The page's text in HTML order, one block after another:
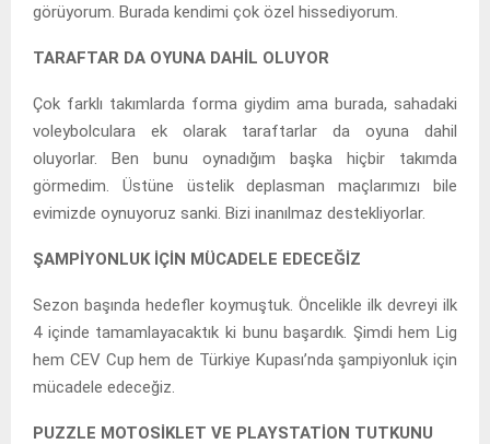
görüyorum. Burada kendimi çok özel hissediyorum.
TARAFTAR DA OYUNA DAHİL OLUYOR
Çok farklı takımlarda forma giydim ama burada, sahadaki
voleybolculara ek olarak taraftarlar da oyuna dahil
oluyorlar. Ben bunu oynadığım başka hiçbir takımda
görmedim. Üstüne üstelik deplasman maçlarımızı bile
evimizde oynuyoruz sanki. Bizi inanılmaz destekliyorlar.
ŞAMPİYONLUK İÇİN MÜCADELE EDECEĞİZ
Sezon başında hedefler koymuştuk. Öncelikle ilk devreyi ilk
4 içinde tamamlayacaktık ki bunu başardık. Şimdi hem Lig
hem CEV Cup hem de Türkiye Kupası’nda şampiyonluk için
mücadele edeceğiz.
PUZZLE MOTOSİKLET VE PLAYSTATİON TUTKUNU